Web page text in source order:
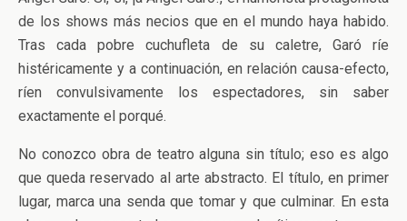
de los shows más necios que en el mundo haya habido.
Tras cada pobre cuchufleta de su caletre, Garó ríe
histéricamente y a continuación, en relación causa-efecto,
ríen convulsivamente los espectadores, sin saber
exactamente el porqué.
No conozco obra de teatro alguna sin título; eso es algo
que queda reservado al arte abstracto. El título, en primer
lugar, marca una senda que tomar y que culminar. En esta